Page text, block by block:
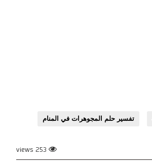
تفسير حلم المجوهرات في المنام